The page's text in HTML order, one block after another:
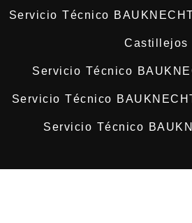
Servicio Técnico
Castillejos
Servicio Técnico
Servicio Técnico
Servicio Técnico